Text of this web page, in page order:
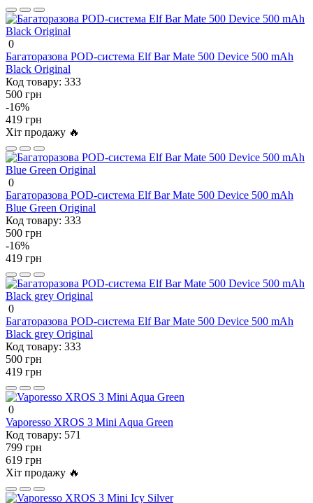
0
Багаторазова POD-система Elf Bar Mate 500 Device 500 mAh
Black Original
Код товару: 333
500 грн
-16%
419 грн
Хіт продажу 🔥
0
Багаторазова POD-система Elf Bar Mate 500 Device 500 mAh
Blue Green Original
Код товару: 333
500 грн
-16%
419 грн
0
Багаторазова POD-система Elf Bar Mate 500 Device 500 mAh
Black grey Original
Код товару: 333
500 грн
419 грн
0
Vaporesso XROS 3 Mini Aqua Green
Код товару: 571
799 грн
619 грн
Хіт продажу 🔥